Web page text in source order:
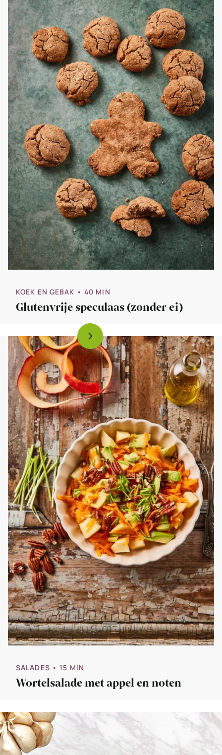
KOEK EN GEBAK • 40 MIN
Glutenvrije speculaas (zonder ei)
SALADES • 15 MIN
Wortelsalade met appel en noten